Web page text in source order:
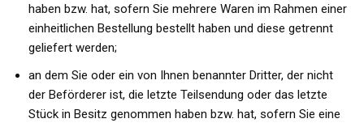
haben bzw. hat, sofern Sie mehrere Waren im Rahmen einer
einheitlichen Bestellung bestellt haben und diese getrennt
geliefert werden;
an dem Sie oder ein von Ihnen benannter Dritter, der nicht
der Beförderer ist, die letzte Teilsendung oder das letzte
Stück in Besitz genommen haben bzw. hat, sofern Sie eine